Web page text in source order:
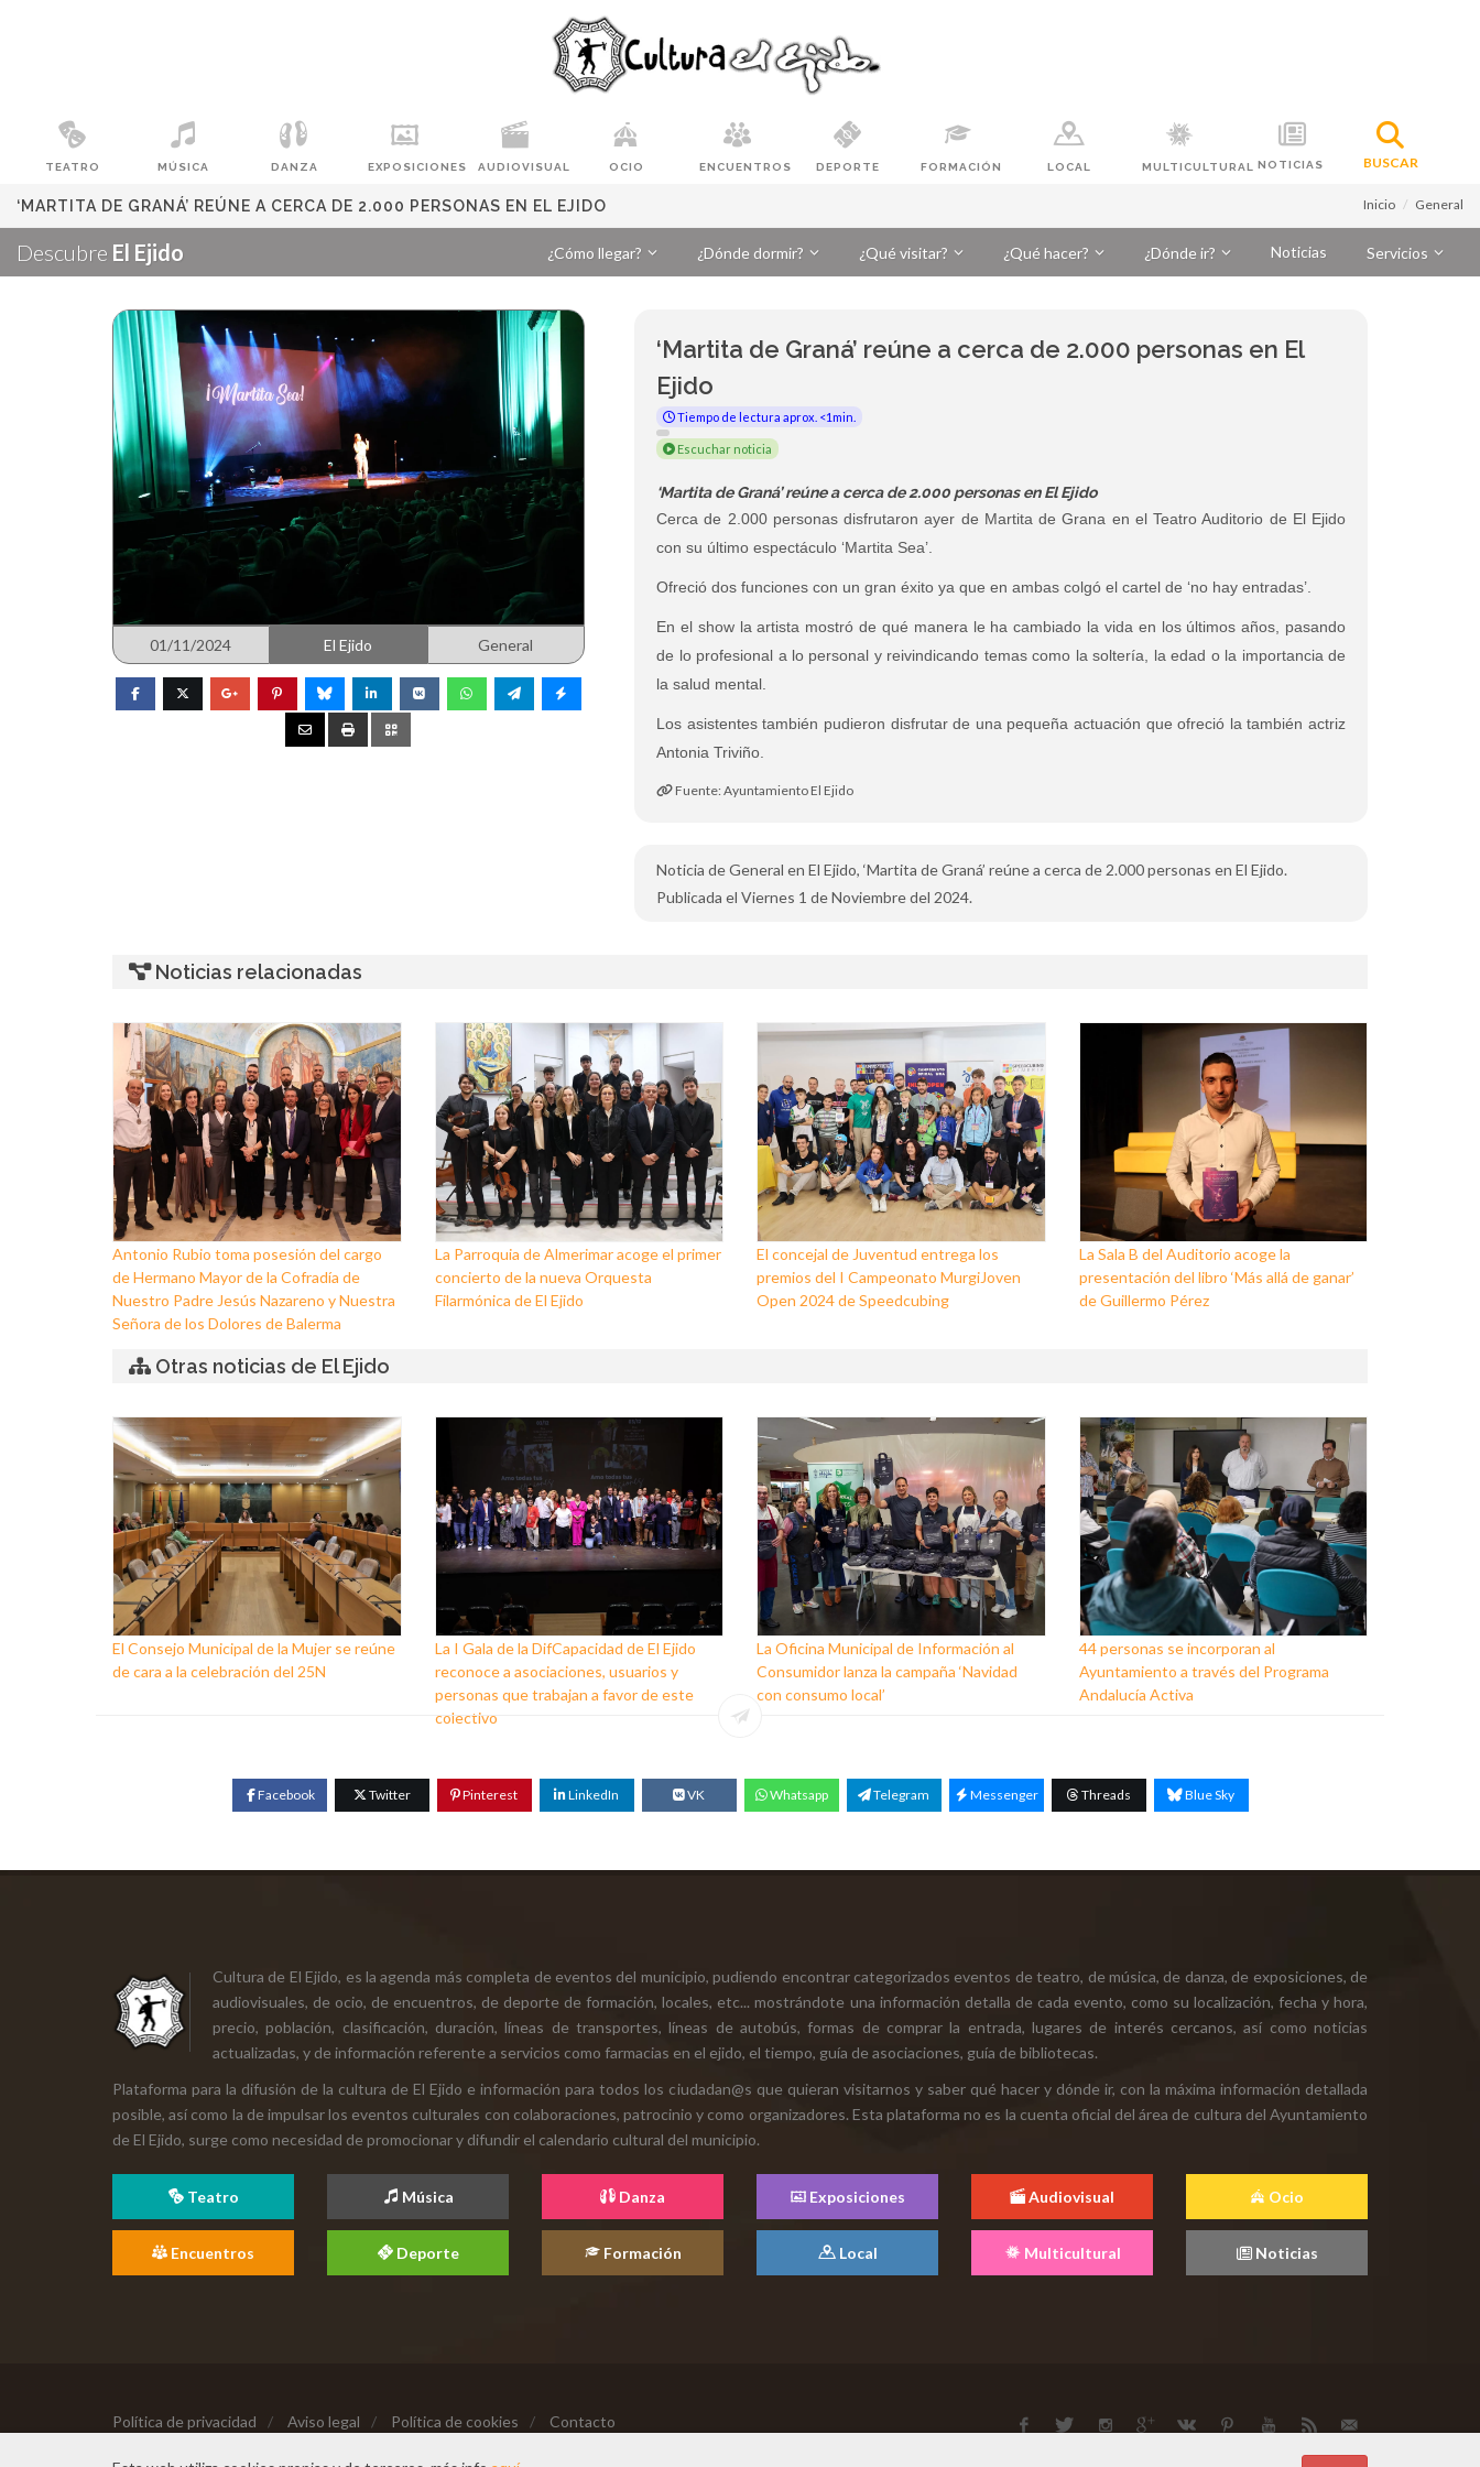
TEATRO MÚSICA DANZA EXPOSICIONES AUDIOVISUAL OCIO ENCUENTROS DEPORTE FORMACIÓN LOCAL MULTICULTURAL NOTICIAS BUSCAR
‘MARTITA DE GRANÁ’ REÚNE A CERCA DE 2.000 PERSONAS EN EL EJIDO Inicio General
Descubre El Ejido ¿Cómo llegar? ¿Dónde dormir? ¿Qué visitar? ¿Qué hacer? ¿Dónde ir? Noticias Servicios
01/11/2024 El Ejido General
‘Martita de Graná’ reúne a cerca de 2.000 personas en El
Ejido
Tiempo de lectura aprox. <1min.
Escuchar noticia
‘Martita de Graná’ reúne a cerca de 2.000 personas en El Ejido
Cerca de 2.000 personas disfrutaron ayer de Martita de Grana en el Teatro Auditorio de El Ejido
con su último espectáculo ‘Martita Sea’.
Ofreció dos funciones con un gran éxito ya que en ambas colgó el cartel de ‘no hay entradas’.
En el show la artista mostró de qué manera le ha cambiado la vida en los últimos años, pasando
de lo profesional a lo personal y reivindicando temas como la soltería, la edad o la importancia de
la salud mental.
Los asistentes también pudieron disfrutar de una pequeña actuación que ofreció la también actriz
Antonia Triviño.
Fuente: Ayuntamiento El Ejido
Noticia de General en El Ejido, ‘Martita de Graná’ reúne a cerca de 2.000 personas en El Ejido.
Publicada el Viernes 1 de Noviembre del 2024.
Noticias relacionadas
Antonio Rubio toma posesión del cargo
de Hermano Mayor de la Cofradía de
Nuestro Padre Jesús Nazareno y Nuestra
Señora de los Dolores de Balerma
La Parroquia de Almerimar acoge el primer
concierto de la nueva Orquesta
Filarmónica de El Ejido
El concejal de Juventud entrega los
premios del I Campeonato MurgiJoven
Open 2024 de Speedcubing
La Sala B del Auditorio acoge la
presentación del libro ‘Más allá de ganar’
de Guillermo Pérez
Otras noticias de El Ejido
El Consejo Municipal de la Mujer se reúne
de cara a la celebración del 25N
La I Gala de la DifCapacidad de El Ejido
reconoce a asociaciones, usuarios y
personas que trabajan a favor de este
colectivo
La Oficina Municipal de Información al
Consumidor lanza la campaña ‘Navidad
con consumo local’
44 personas se incorporan al
Ayuntamiento a través del Programa
Andalucía Activa
Facebook Twitter Pinterest LinkedIn VK Whatsapp Telegram Messenger Threads Blue Sky
Cultura de El Ejido, es la agenda más completa de eventos del municipio, pudiendo encontrar categorizados eventos de teatro, de música, de danza, de exposiciones, de
audiovisuales, de ocio, de encuentros, de deporte de formación, locales, etc... mostrándote una información detalla de cada evento, como su localización, fecha y hora,
precio, población, clasificación, duración, líneas de transportes, líneas de autobús, formas de comprar la entrada, lugares de interés cercanos, así como noticias
actualizadas, y de información referente a servicios como farmacias en el ejido, el tiempo, guía de asociaciones, guía de bibliotecas.
Plataforma para la difusión de la cultura de El Ejido e información para todos los ciudadan@s que quieran visitarnos y saber qué hacer y dónde ir, con la máxima información detallada
posible, así como la de impulsar los eventos culturales con colaboraciones, patrocinio y como organizadores. Esta plataforma no es la cuenta oficial del área de cultura del Ayuntamiento
de El Ejido, surge como necesidad de promocionar y difundir el calendario cultural del municipio.
Teatro Música Danza Exposiciones Audiovisual Ocio
Encuentros Deporte Formación Local Multicultural Noticias
Política de privacidad / Aviso legal / Política de cookies / Contacto
Copyright © 2026 Todos los derechos reservados